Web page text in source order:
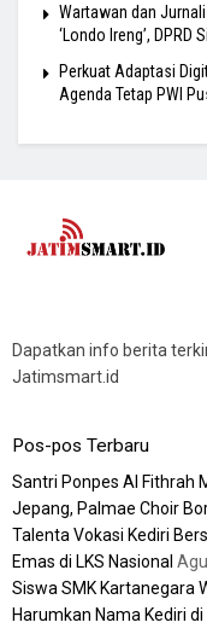
Wartawan dan
‘Londo Ireng’,
Perkuat Adaptasi
Agenda Tetap PWI
Dapatkan info berita
Jatimsmart.id
Pos-pos Terbaru
Santri Ponpes Al Fithrah
Jepang, Palmae Choir
Talenta Vokasi Kediri
Emas di LKS Nasional
Siswa SMK Kartanegara
Harumkan Nama Kediri